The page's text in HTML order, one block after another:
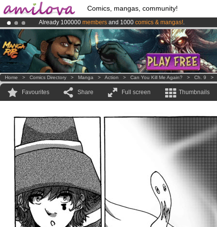
Comics, mangas, community!
Already 100000 members and 1000 comics & mangas!.
AmilovaKickstarter is now LIVE!.
Premium membership from3.95 euros per month !Get membership
Home > Comics Directory > Manga > Action > Can You Kill Me Again? > Ch. 9
Favourites Share Full screen Thumbnails